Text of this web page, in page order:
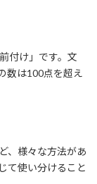
付け」です。文
数は100点を超え
、様々な方法があ
て使い分けること